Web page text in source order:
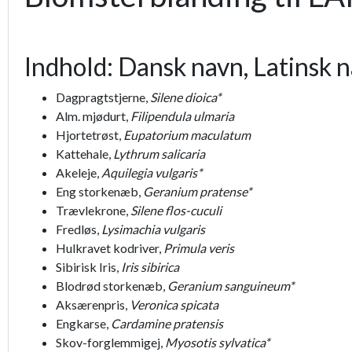
Indhold: Dansk navn, Latinsk
Dagpragtstjerne, Silene dioica*
Alm. mjødurt, Filipendula ulmaria
Hjortetrøst, Eupatorium maculatum
Kattehale, Lythrum salicaria
Akeleje, Aquilegia vulgaris*
Eng storkenæb, Geranium pratense*
Trævlekrone, Silene flos-cuculi
Fredløs, Lysimachia vulgaris
Hulkravet kodriver, Primula veris
Sibirisk Iris, Iris sibirica
Blodrød storkenæb, Geranium sanguineum*
Aksærenpris, Veronica spicata
Engkarse, Cardamine pratensis
Skov-forglemmigej, Myosotis sylvatica*